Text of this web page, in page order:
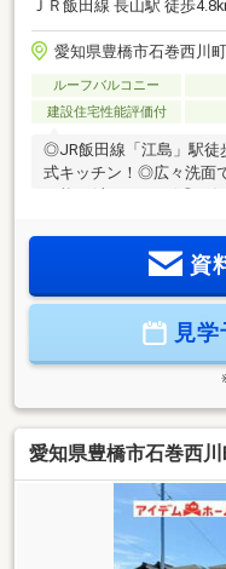
ＪＲ飯田線 長山駅 徒歩
愛知県豊橋市石巻西川
ルーフバルコニー
建設住宅性能評価付
◎JR飯田線「江島」駅徒
式キッチン！◎広々洗面
分
料】へお気軽にお問い合
開物件情報も多数ご用意
資
見
愛知県豊橋市石巻西